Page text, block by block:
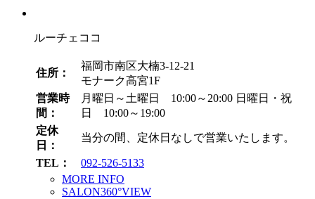
ルーチェココ
住所：
福岡市南区大楠3-12-21
モナーク高宮1F
営業時
間：
月曜日～土曜日 10:00～20:00 日曜日・祝
日 10:00～19:00
定休
日：
当分の間、定休日なしで営業いたします。
TEL：
092-526-5133
MORE INFO
SALON360°VIEW